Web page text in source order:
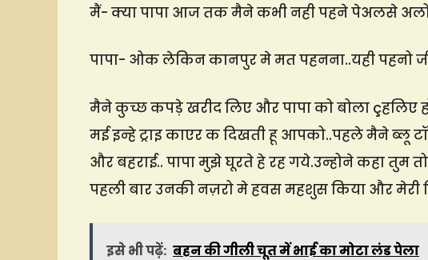
मैं- क्या पापा आज तक मैने कभी नही पहने पेअलसे अलो
पापा- ओक लेकिन कानपुर मे मत पहनना..यही पहनो
मैने कुच्छ कपड़े खरीद लिए और पापा को बोला
मई इन्हे ट्राइ काएर क दिखती हू आपको..पहले मैने ब्लू
और बहराई.. पापा मुझे घूरते हे रह गये.उन्होने कहा तुम
पहली बार उनकी नज़रो मे हवस महशुस किया और मेरी
इसे भी पढ़ें: बहन की गीली चूत में भाई का मोटा लंड पेला